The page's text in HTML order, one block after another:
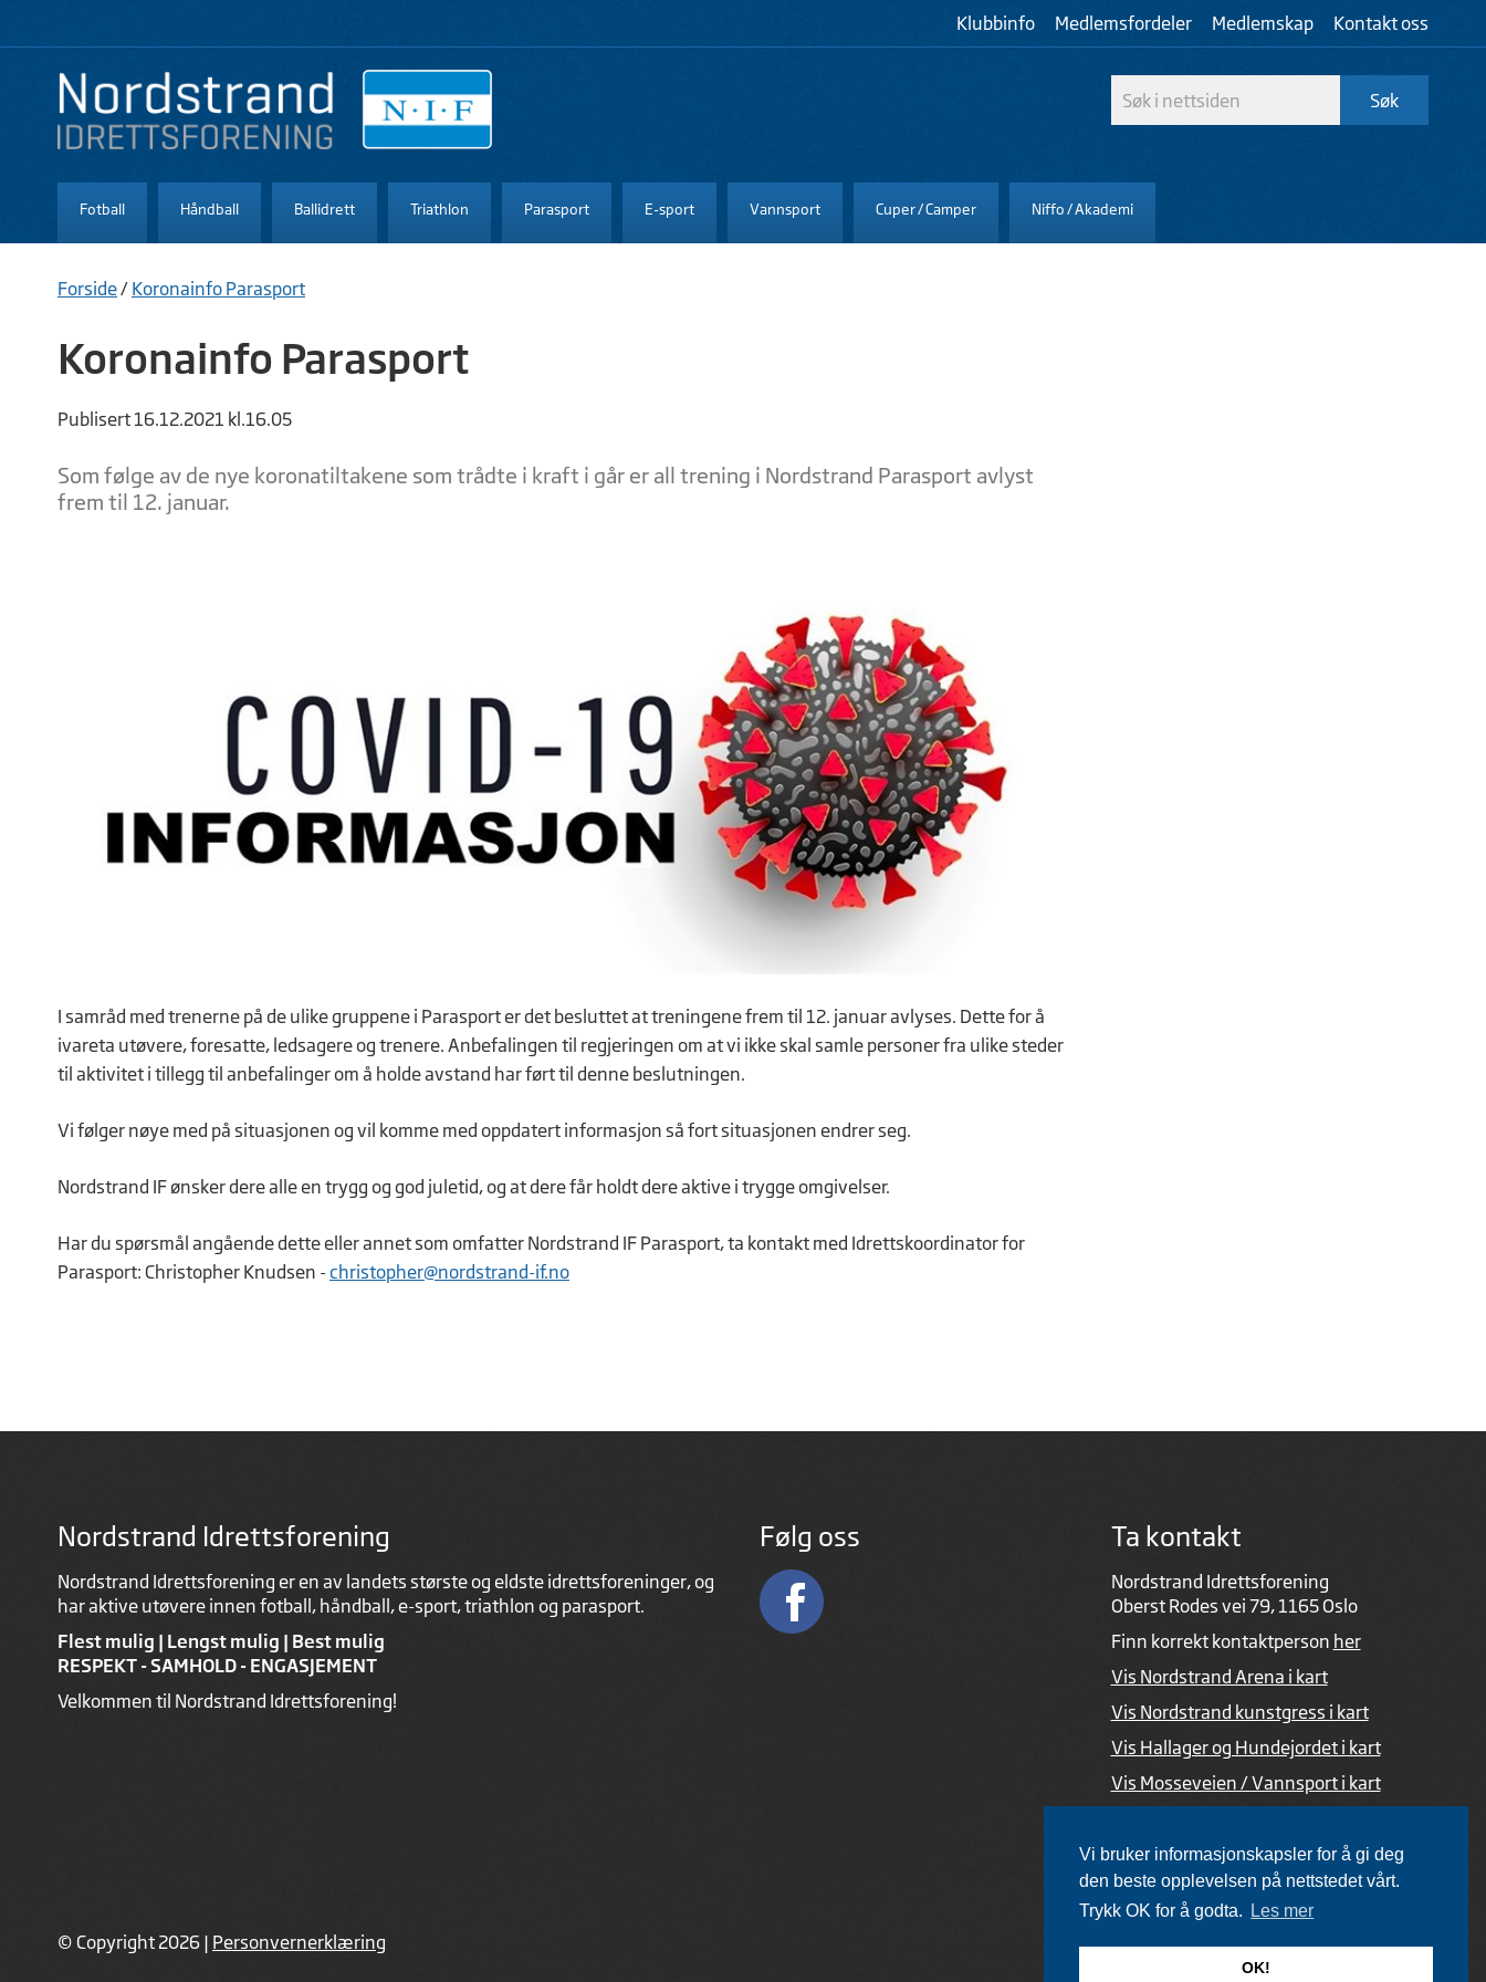
Vi bruker informasjonskapsler for å gi deg
den beste opplevelsen på nettstedet vårt.
Trykk OK for å godta.
Les mer
OK!
Klubbinfo Medlemsfordeler Medlemskap Kontakt oss
Fotball Håndball Ballidrett Triathlon Parasport E-sport Vannsport Cuper / Camper Niffo / Akademi
Forside/ Koronainfo Parasport
Koronainfo Parasport
Publisert 16.12.2021 kl.16.05
Som følge av de nye koronatiltakene som trådte i kraft i går er all trening i Nordstrand Parasport avlyst
frem til 12. januar.
I samråd med trenerne på de ulike gruppene i Parasport er det besluttet at treningene frem til 12. januar avlyses. Dette for å
ivareta utøvere, foresatte, ledsagere og trenere. Anbefalingen til regjeringen om at vi ikke skal samle personer fra ulike steder
til aktivitet i tillegg til anbefalinger om å holde avstand har ført til denne beslutningen.
Vi følger nøye med på situasjonen og vil komme med oppdatert informasjon så fort situasjonen endrer seg.
Nordstrand IF ønsker dere alle en trygg og god juletid, og at dere får holdt dere aktive i trygge omgivelser.
Har du spørsmål angående dette eller annet som omfatter Nordstrand IF Parasport, ta kontakt med Idrettskoordinator for
Parasport: Christopher Knudsen -christopher@nordstrand-if.no
Nordstrand Idrettsforening
Nordstrand Idrettsforening er en av landets største og eldste idrettsforeninger, og
har aktive utøvere innen fotball, håndball, e-sport, triathlon og parasport.
Flest mulig | Lengst mulig | Best mulig
RESPEKT - SAMHOLD - ENGASJEMENT
Velkommen til Nordstrand Idrettsforening!
Følg oss Ta kontakt
Nordstrand Idrettsforening
Oberst Rodes vei 79, 1165 Oslo
Finn korrekt kontaktperson her
Vis Nordstrand Arena i kart
Vis Nordstrand kunstgress i kart
Vis Hallager og Hundejordet i kart
Vis Mosseveien / Vannsport i kart
© Copyright 2026 | Personvernerklæring Utviklet av Netlab,publiseres med eRedaktør